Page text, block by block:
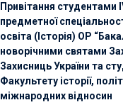
Привітання студентами
предметної
освіта (Історія) ОР
новорічними святами
Захисниць України та
Факультету історії,
міжнародних відносин